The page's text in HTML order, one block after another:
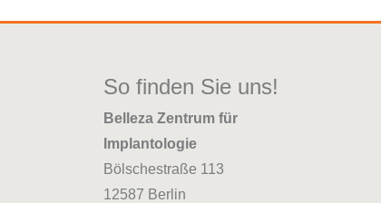
So finden Sie uns!
Belleza Zentrum für
Implantologie
Bölschestraße 113
12587 Berlin